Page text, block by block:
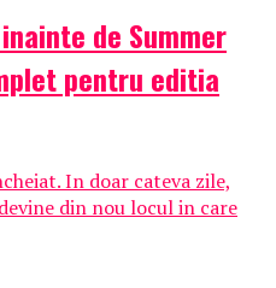
de Summer
pentru editia
In doar cateva zile,
din nou locul in care